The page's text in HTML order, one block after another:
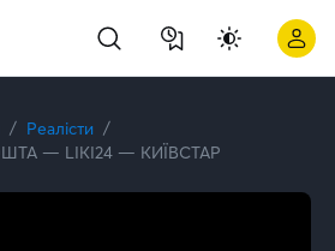
Реалісти
— LIKI24 — КИЇВСТАР
Діма Борисов, KYIVSTAR |